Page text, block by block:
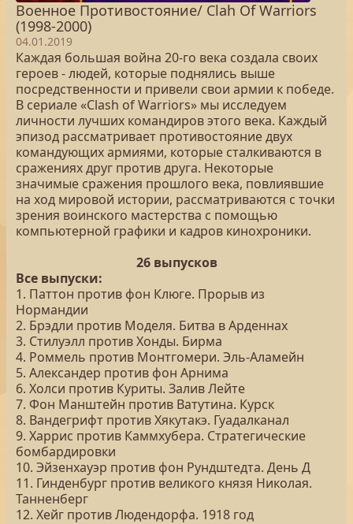
Военное Противостояние/ Clah Of Warriors
(1998-2000)
04.01.2019
Каждая большая война 20-го века создала своих
героев - людей, которые поднялись выше
посредственности и привели свои армии к победе.
В сериале «Clash of Warriors» мы исследуем
личности лучших командиров этого века. Каждый
эпизод рассматривает противостояние двух
командующих армиями, которые сталкиваются в
сражениях друг против друга. Некоторые
значимые сражения прошлого века, повлиявшие
на ход мировой истории, рассматриваются с точки
зрения воинского мастерства с помощью
компьютерной графики и кадров кинохроники.
26 выпусков
Все выпуски:
1. Паттон против фон Клюге. Прорыв из
Нормандии
2. Брэдли против Моделя. Битва в Арденнах
3. Стилуэлл против Хонды. Бирма
4. Роммель против Монтгомери. Эль-Аламейн
5. Александер против фон Арнима
6. Холси против Куриты. Залив Лейте
7. Фон Манштейн против Ватутина. Курск
8. Вандегрифт против Хякутакэ. Гуадалканал
9. Харрис против Каммхубера. Стратегические
бомбардировки
10. Эйзенхауэр против фон Рундштедта. День Д
11. Гинденбург против великого князя Николая.
Танненберг
12. Хейг против Людендорфа. 1918 год